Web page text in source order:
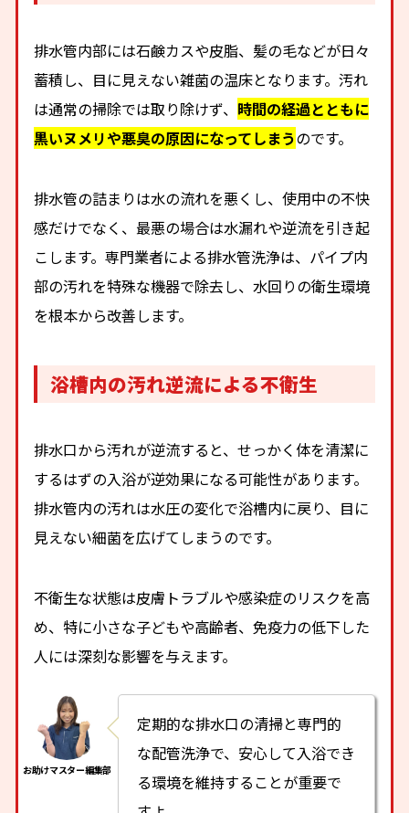
排水管内部には石鹸カスや皮脂、髪の毛などが日々
蓄積し、目に見えない雑菌の温床となります。汚れ
は通常の掃除では取り除けず、 時間の経過とともに
黒いヌメリや悪臭の原因になってしまうのです。
排水管の詰まりは水の流れを悪くし、使用中の不快
感だけでなく、最悪の場合は水漏れや逆流を引き起
こします。専門業者による排水管洗浄は、パイプ内
部の汚れを特殊な機器で除去し、水回りの衛生環境
を根本から改善します。
浴槽内の汚れ逆流による不衛生
排水口から汚れが逆流すると、せっかく体を清潔に
するはずの入浴が逆効果になる可能性があります。
排水管内の汚れは水圧の変化で浴槽内に戻り、目に
見えない細菌を広げてしまうのです。
不衛生な状態は皮膚トラブルや感染症のリスクを高
め、特に小さな子どもや高齢者、免疫力の低下した
人には深刻な影響を与えます。
定期的な排水口の清掃と専門的
な配管洗浄で、安心して入浴でき
る環境を維持することが重要で